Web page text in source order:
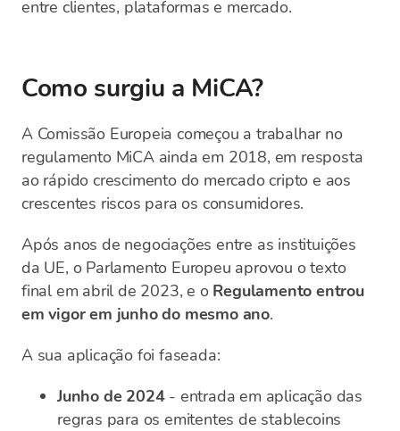
entre clientes, plataformas e mercado.
Como surgiu a MiCA?
A Comissão Europeia começou a trabalhar no
regulamento MiCA ainda em 2018, em resposta
ao rápido crescimento do mercado cripto e aos
crescentes riscos para os consumidores.
Após anos de negociações entre as instituições
da UE, o Parlamento Europeu aprovou o texto
final em abril de 2023, e o Regulamento entrou
em vigor em junho do mesmo ano.
A sua aplicação foi faseada:
Junho de 2024- entrada em aplicação das
regras para os emitentes de stablecoins